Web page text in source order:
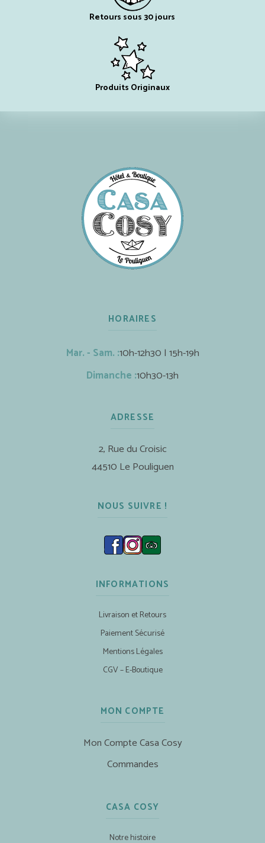
Retours sous 30 jours
Produits Originaux
HORAIRES
Mar. - Sam. :10h-12h30 | 15h-19h
Dimanche :10h30-13h
ADRESSE
2, Rue du Croisic
44510 Le Pouliguen
NOUS SUIVRE !
INFORMATIONS
Livraison et Retours
Paiement Sécurisé
Mentions Légales
CGV – E-Boutique
MON COMPTE
Mon Compte Casa Cosy
Commandes
CASA COSY
Notre histoire